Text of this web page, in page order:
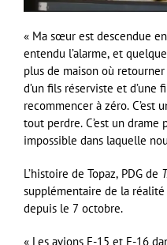
« Ma sœur est descendue en
entendu l’alarme, et
plus de maison où
d’un fils réserviste et
recommencer à zéro. C’est
tout perdre. C’est un
impossible dans laquelle
L’histoire de Topaz, PDG de
supplémentaire de la
depuis le 7 octobre.
« Les avions F-15 et F-16